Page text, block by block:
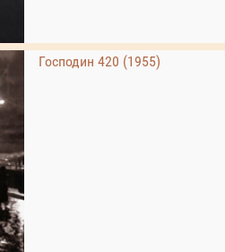
Господин 420 (1955)